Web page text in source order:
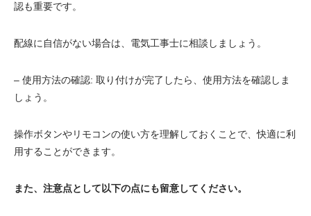
認も重要です。
配線に自信がない場合は、電気工事士に相談しましょう。
– 使用方法の確認: 取り付けが完了したら、使用方法を確認しま
しょう。
操作ボタンやリモコンの使い方を理解しておくことで、快適に利
用することができます。
また、注意点として以下の点にも留意してください。